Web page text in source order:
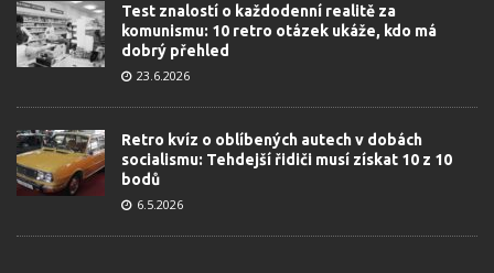
Test znalostí o každodenní realitě za
komunismu: 10 retro otázek ukáže, kdo má
dobrý přehled
23.6.2026
Retro kvíz o oblíbených autech v dobách
socialismu: Tehdejší řidiči musí získat 10 z 10
bodů
6.5.2026